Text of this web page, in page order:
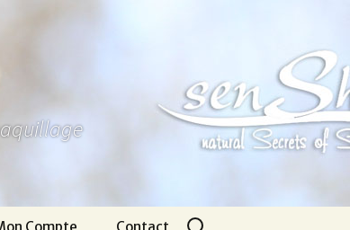
Rechercher :